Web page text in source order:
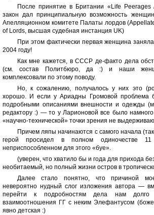
После принятие в Британии «Life Peerages
закон дал принципиальную возможность
Апелляционном комитете Палаты лордов
of Lords, высшая судебная инстанция UK)
При этом фактически первая женщина
2004 году!
Как мне кажется, в СССР де-факто дела
(см. состав Политбюро, да :) и наши
комплексовали по этому поводу.
Но, к сожалению, получалось у них это
хорошо. И если у Ариадны Громовой проблема
подробными описаниями внешности и одежды
редактору :) — то у Ларионовой все было
«научно-технической» точки зрения не
Причем ляпы начинаются с самого начала
герой просидел в полном одиночестве
неприспособленном для этого «буе».
(уверен, что хватило бы и года для прихода
необитаемый, но полный жизни остров в
Далее стало понятно, что причиной
невероятно нудный слог изложения автора —
перейти к подробностям дела нам
взаимоотношения ГГ с неким Элефантусом
явно детская :)